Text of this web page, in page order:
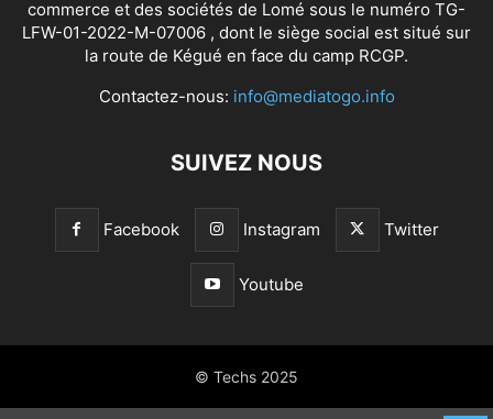
commerce et des sociétés de Lomé sous le numéro TG-
LFW-01-2022-M-07006 , dont le siège social est situé sur
la route de Kégué en face du camp RCGP.
Contactez-nous: info@mediatogo.info
SUIVEZ NOUS
Facebook Instagram Twitter
Youtube
© Techs 2025